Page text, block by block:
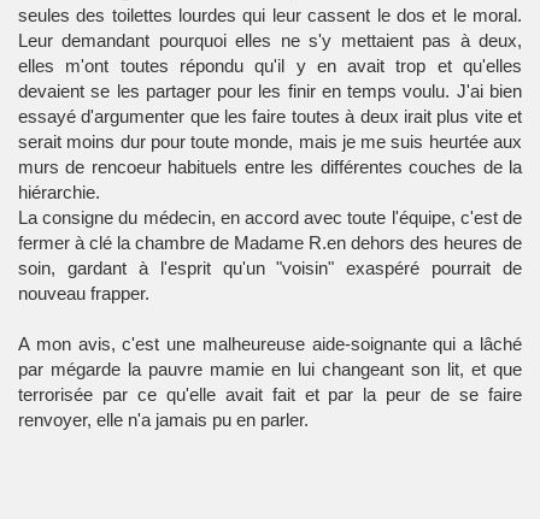
seules des toilettes lourdes qui leur cassent le dos et le moral.
Leur demandant pourquoi elles ne s'y mettaient pas à deux,
elles m'ont toutes répondu qu'il y en avait trop et qu'elles
devaient se les partager pour les finir en temps voulu. J'ai bien
essayé d'argumenter que les faire toutes à deux irait plus vite et
serait moins dur pour toute monde, mais je me suis heurtée aux
murs de rencoeur habituels entre les différentes couches de la
hiérarchie.
La consigne du médecin, en accord avec toute l'équipe, c'est de
fermer à clé la chambre de Madame R.en dehors des heures de
soin, gardant à l'esprit qu'un "voisin" exaspéré pourrait de
nouveau frapper.
A mon avis, c'est une malheureuse aide-soignante qui a lâché
par mégarde la pauvre mamie en lui changeant son lit, et que
terrorisée par ce qu'elle avait fait et par la peur de se faire
renvoyer, elle n'a jamais pu en parler.